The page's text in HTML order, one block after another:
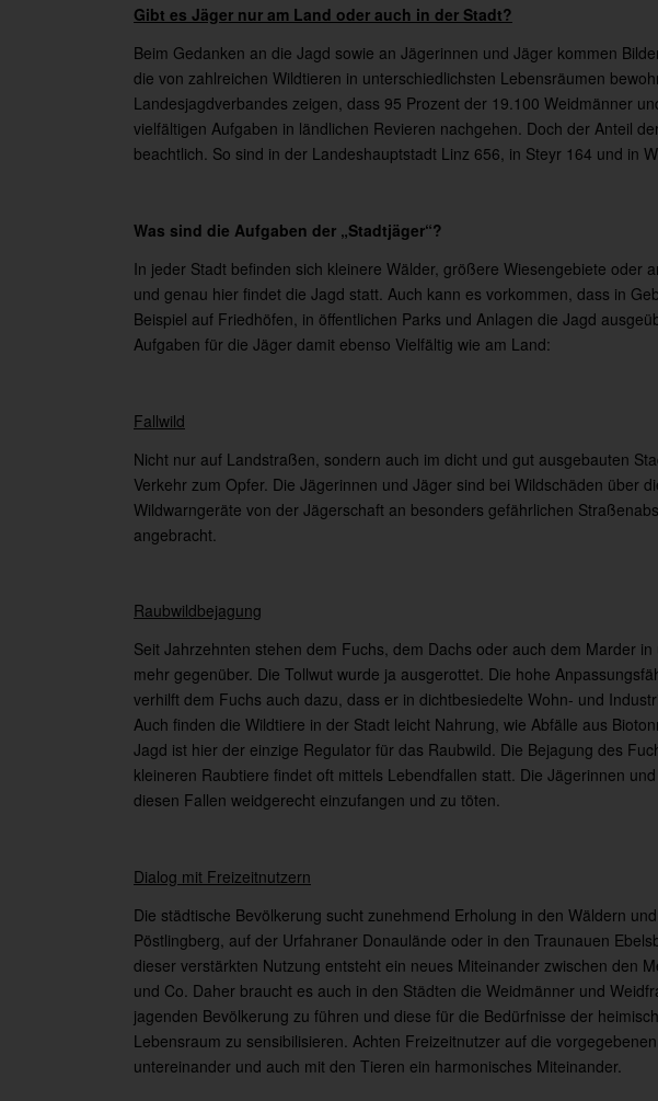
Gibt es Jäger nur am Land oder auch in der Stadt?
Beim Gedanken an die Jagd sowie an Jägerinnen und Jäger kommen
die von zahlreichen Wildtieren in unterschiedlichsten Lebensräumen
Landesjagdverbandes zeigen, dass 95 Prozent der 19.100 Weidmänner
vielfältigen Aufgaben in ländlichen Revieren nachgehen. Doch der Anteil
beachtlich. So sind in der Landeshauptstadt Linz 656, in Steyr 164 und in
Was sind die Aufgaben der „Stadtjäger“?
In jeder Stadt befinden sich kleinere Wälder, größere Wiesengebiete oder
und genau hier findet die Jagd statt. Auch kann es vorkommen, dass in
Beispiel auf Friedhöfen, in öffentlichen Parks und Anlagen die Jagd
Aufgaben für die Jäger damit ebenso Vielfältig wie am Land:
Fallwild
Nicht nur auf Landstraßen, sondern auch im dicht und gut ausgebauten
Verkehr zum Opfer. Die Jägerinnen und Jäger sind bei Wildschäden über
Wildwarngeräte von der Jägerschaft an besonders gefährlichen
angebracht.
Raubwildbejagung
Seit Jahrzehnten stehen dem Fuchs, dem Dachs oder auch dem Marder
mehr gegenüber. Die Tollwut wurde ja ausgerottet. Die hohe
verhilft dem Fuchs auch dazu, dass er in dichtbesiedelte Wohn- und
Auch finden die Wildtiere in der Stadt leicht Nahrung, wie Abfälle aus
Jagd ist hier der einzige Regulator für das Raubwild. Die Bejagung des
kleineren Raubtiere findet oft mittels Lebendfallen statt. Die Jägerinnen
diesen Fallen weidgerecht einzufangen und zu töten.
Dialog mit Freizeitnutzern
Die städtische Bevölkerung sucht zunehmend Erholung in den Wäldern
Pöstlingberg, auf der Urfahraner Donaulände oder in den Traunauen
dieser verstärkten Nutzung entsteht ein neues Miteinander zwischen den
und Co. Daher braucht es auch in den Städten die Weidmänner und
jagenden Bevölkerung zu führen und diese für die Bedürfnisse der
Lebensraum zu sensibilisieren. Achten Freizeitnutzer auf die
untereinander und auch mit den Tieren ein harmonisches Miteinander.